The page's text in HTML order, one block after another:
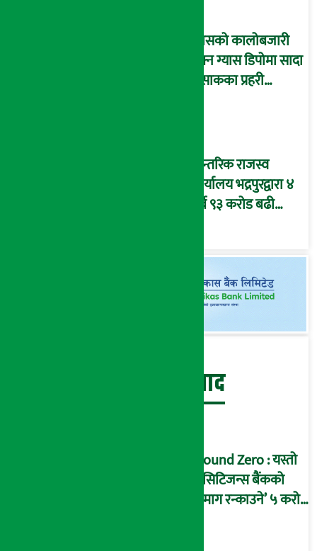
ग्यासको कालोबजारी
रोक्न ग्यास डिपोमा सादा
पोसाकका प्रहरी
आन्तरिक राजस्व
कार्यालय भद्रपुरद्वारा ४
अर्ब ९३ करोड बढी
बेथिति मुर्दाबाद
Ground Zero : यस्तो
छ सिटिजन्स बैंकको
‘दिमाग रन्काउने’ ५ करोड